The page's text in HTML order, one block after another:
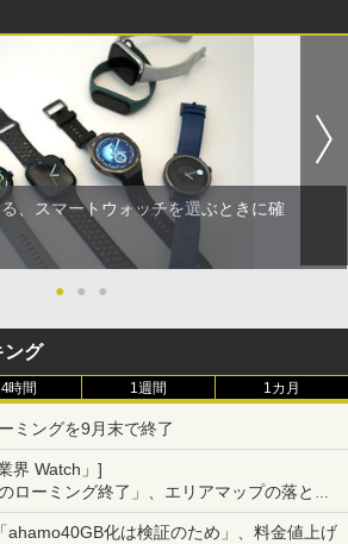
、スマートウォッチを選ぶときに確
● ● ●
ング
時間 1週間 1カ月
ミングを9月末で終了
界 Watch」]
ローミング終了」、エリアマップの落とし
課題
ahamo40GB化は検証のため」、料金値上げ